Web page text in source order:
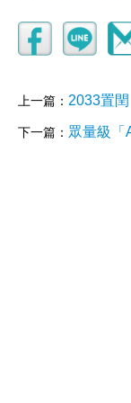
上一篇： 2033置閏
下一篇： 眾量級